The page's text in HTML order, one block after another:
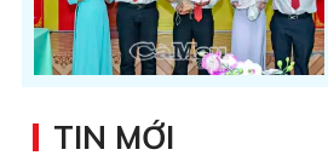
TIN MỚI